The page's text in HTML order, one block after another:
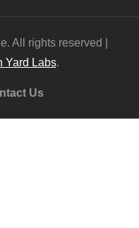
All rights reserved |
Yard Labs.
Us